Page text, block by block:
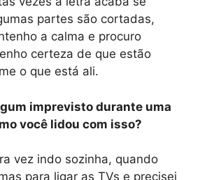
partes são cortadas,
a calma e procuro
certeza de que estão
o que está ali.
imprevisto durante uma
você lidou com isso?
vez indo sozinha, quando
para ligar as TVs e precisei